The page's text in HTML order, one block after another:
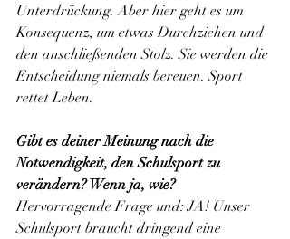
Unterdrückung. Aber hier geht es um
Konsequenz, um etwas Durchziehen und
den anschließenden Stolz. Sie werden die
Entscheidung niemals bereuen. Sport
rettet Leben.
Gibt es deiner Meinung nach die
Notwendigkeit, den Schulsport zu
verändern? Wenn ja, wie?
Hervorragende Frage und: JA! Unser
Schulsport braucht dringend eine